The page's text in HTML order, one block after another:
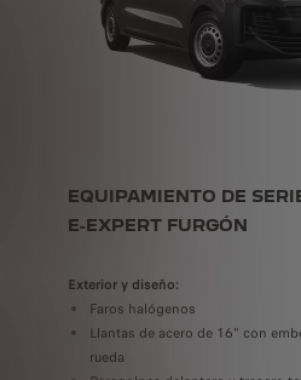
EQUIPAMIENTO DE
E-EXPERT FURGÓN
Exterior y diseño:
Faros halógenos
Llantas de acero de 16" con
rueda